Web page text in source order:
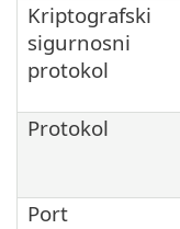
Kriptografski
sigurnosni
protokol
Protokol
Port